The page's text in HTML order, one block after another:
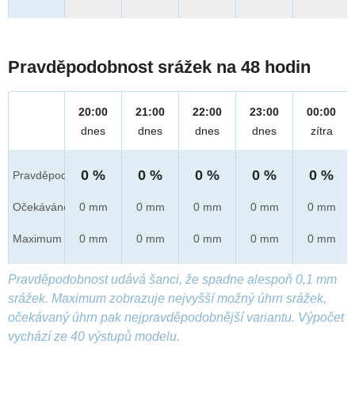
Pravděpodobnost srážek na 48 hodin
Pravděpod.
Očekáváno
Maximum
20:00
dnes
0 %
0 mm
0 mm
21:00
dnes
0 %
0 mm
0 mm
22:00
dnes
0 %
0 mm
0 mm
23:00
dnes
0 %
0 mm
0 mm
00:00
zítra
0 %
0 mm
0 mm
Pravděpodobnost udává šanci, že spadne alespoň 0,1 mm
srážek. Maximum zobrazuje nejvyšší možný úhrn srážek,
očekávaný úhrn pak nejpravděpodobnější variantu. Výpočet
vychází ze 40 výstupů modelu.